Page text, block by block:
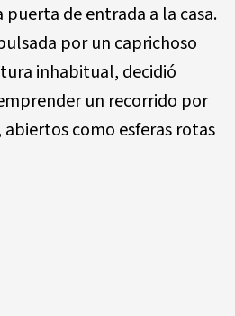
de entrada a la casa.
por un caprichoso
inhabitual, decidió
un recorrido por
abiertos como esferas rotas